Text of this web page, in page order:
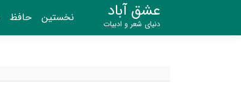
عشق آباد
دنیای شعر و ادبیات نخستین حافظ